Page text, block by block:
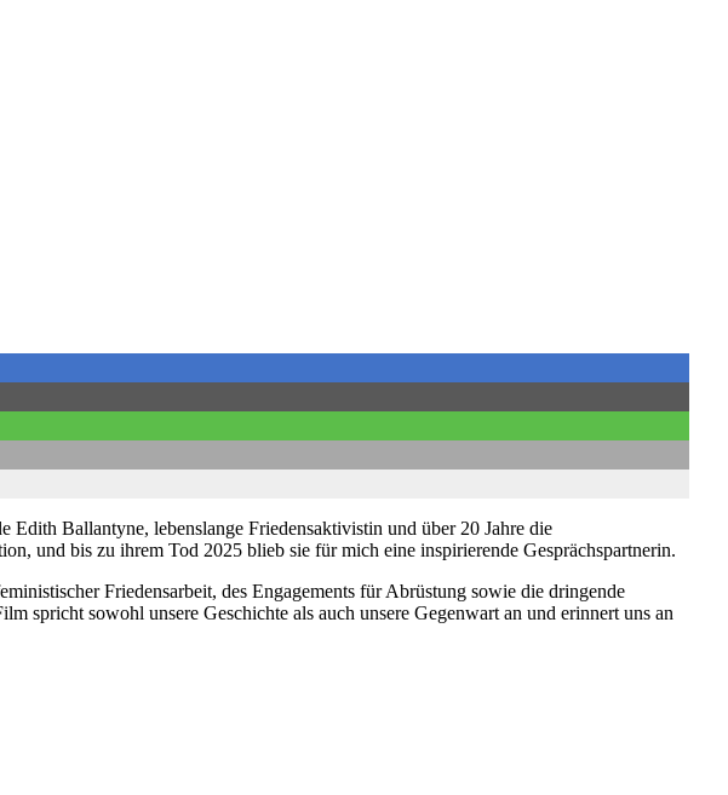
Ballantyne, lebenslange Friedensaktivistin und über 20 Jahre die
und bis zu ihrem Tod 2025 blieb sie für mich eine inspirierende Gesprächspartnerin.
Friedensarbeit, des Engagements für Abrüstung sowie die dringende
spricht sowohl unsere Geschichte als auch unsere Gegenwart an und erinnert uns an